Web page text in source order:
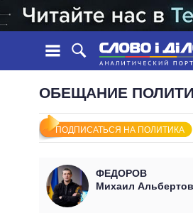
НОВОСТИ
ЛЕНТА
СОБЫТИЯ
СТАТЬИ
МНЕНИЯ
ОБЗОРЫ
МИР
ОБЕЩАНИЯ
ВСЕ ПОЛИТИКИ
ПРЕЗИДЕНТ И ОФИС
ОБЕЩАНИЕ
ПОДПИСАТЬСЯ НА ПОЛИТИКА
ФЕДОРОВ
Михаил